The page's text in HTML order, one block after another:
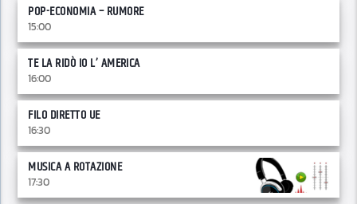
POP-ECONOMIA – RUMORE
15:00
TE LA RIDÒ IO L’ AMERICA
16:00
FILO DIRETTO UE
16:30
MUSICA A ROTAZIONE
17:30